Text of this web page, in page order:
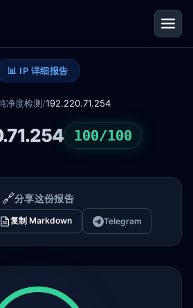
📊 IP 详细报告
净度检测/192.220.71.254
100/100
🔗分享这份报告
复制 Markdown Telegram